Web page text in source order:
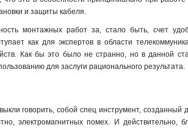
и защиты кабеля.
монтажных работ за, стало быть, счет
как для экспертов в области
Как бы это было не странно, но в данной
для заслуги рационального результата.
говорить, собой спец инструмент, созданный
электромагнитных помех. И действительно,